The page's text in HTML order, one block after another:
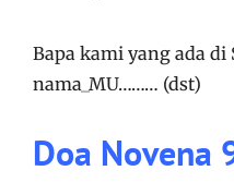
Bapa kami yang ada
nama_MU……… (dst)
Doa Novena